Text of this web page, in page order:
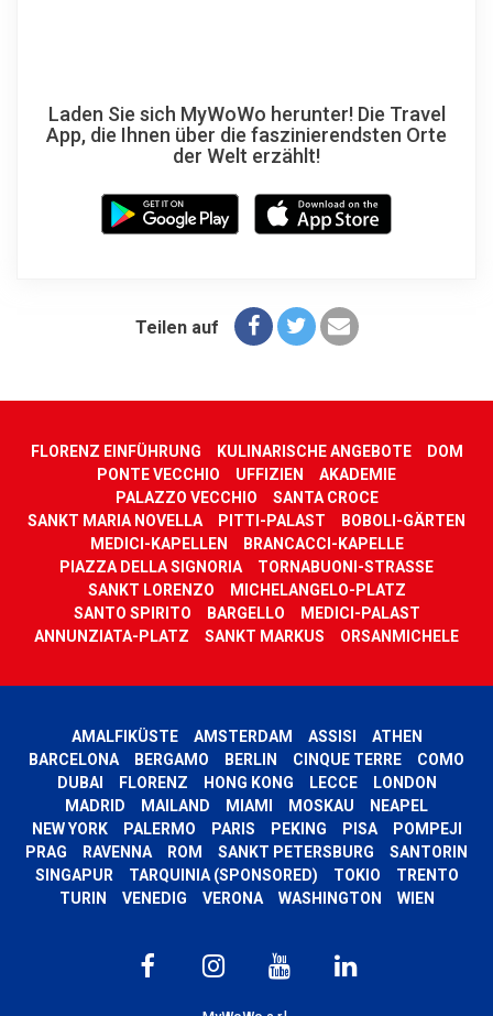
Laden Sie sich MyWoWo herunter! Die Travel
App, die Ihnen über die faszinierendsten Orte
der Welt erzählt!
Teilen auf
FLORENZ EINFÜHRUNG KULINARISCHE ANGEBOTE
DOM
PONTE VECCHIO
UFFIZIEN
AKADEMIE
PALAZZO VECCHIO
SANTA CROCE
SANKT MARIA NOVELLA
PITTI-PALAST
BOBOLI-GÄRTEN
MEDICI-KAPELLEN
BRANCACCI-KAPELLE
PIAZZA DELLA SIGNORIA
TORNABUONI-STRASSE
SANKT LORENZO
MICHELANGELO-PLATZ
SANTO SPIRITO
BARGELLO
MEDICI-PALAST
ANNUNZIATA-PLATZ
SANKT MARKUS ORSANMICHELE
AMALFIKÜSTE AMSTERDAM ASSISI
ATHEN
BARCELONA
BERGAMO BERLIN CINQUE TERRE
COMO
DUBAI
FLORENZ HONG KONG LECCE
LONDON
MADRID
MAILAND MIAMI MOSKAU
NEAPEL
NEW YORK
PALERMO PARIS PEKING PISA
POMPEJI
PRAG
RAVENNA ROM SANKT PETERSBURG
SANTORIN
SINGAPUR
TARQUINIA (SPONSORED) TOKIO
TRENTO
TURIN
VENEDIG VERONA WASHINGTON WIEN